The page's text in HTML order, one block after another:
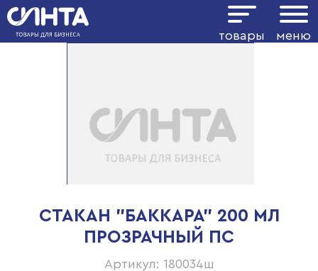
товары меню
СТАКАН "БАККАРА" 200 МЛ
ПРОЗРАЧНЫЙ ПС
Артикул: 180034ш